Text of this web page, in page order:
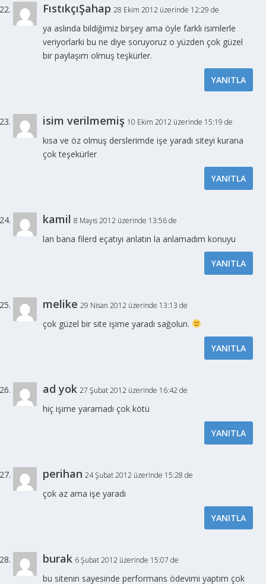
FıstıkçıŞahap 28 Ekim 2012 üzerinde 12:29 de
ya aslında bildiğimiz birşey ama öyle farklı isimlerle
veriyorlarki bu ne diye soruyoruz o yüzden çok güzel
bir paylaşım olmuş teşkürler.
YANITLA
isim verilmemiş 10 Ekim 2012 üzerinde 15:19 de
kısa ve öz olmuş derslerimde işe yaradı siteyi kurana
çok teşekürler
YANITLA
kamil 8 Mayıs 2012 üzerinde 13:56 de
lan bana filerd eçatıyı anlatın la anlamadım konuyu
YANITLA
melike 29 Nisan 2012 üzerinde 13:13 de
çok güzel bir site işime yaradı sağolun.
YANITLA
ad yok 27 Şubat 2012 üzerinde 16:42 de
hiç işime yaramadı çok kötü
YANITLA
perihan 24 Şubat 2012 üzerinde 15:28 de
çok az ama işe yaradı
YANITLA
burak 6 Şubat 2012 üzerinde 15:07 de
bu sitenin sayesinde performans ödevimi yaptım çok